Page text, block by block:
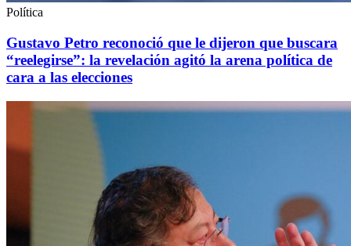
Política
Gustavo Petro reconoció que le dijeron que buscara
“reelegirse”: la revelación agitó la arena política de
cara a las elecciones